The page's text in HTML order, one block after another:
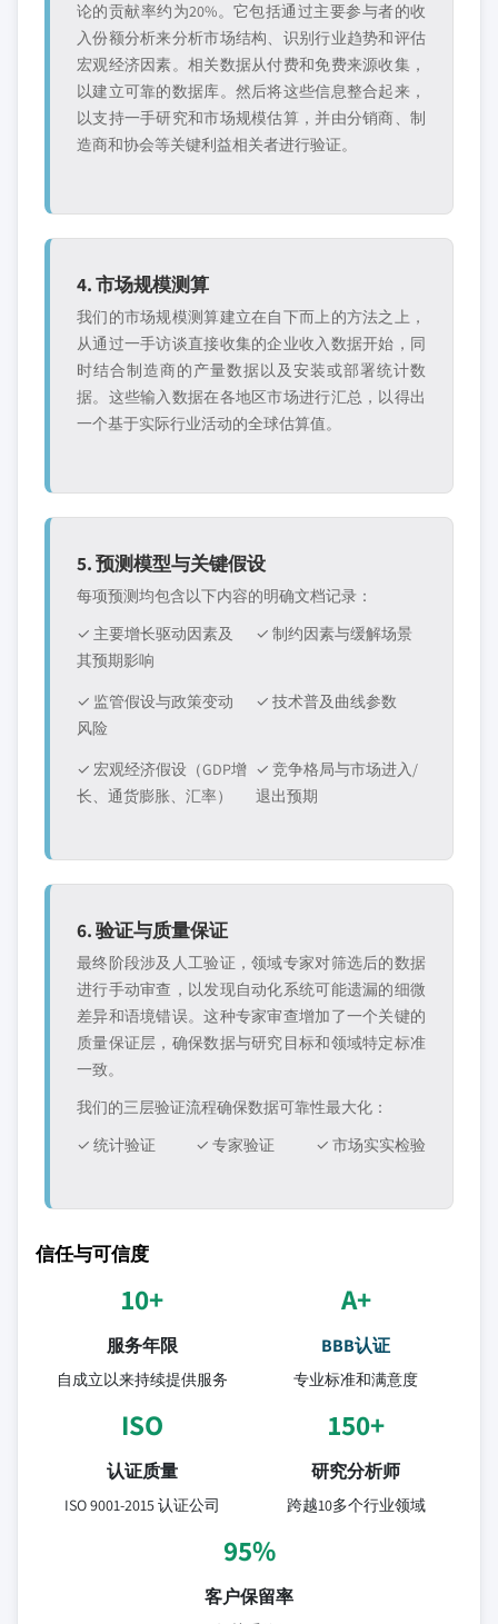
论的贡献率约为20%。它包括通过主要参与者的收
入份额分析来分析市场结构、识别行业趋势和评估
宏观经济因素。相关数据从付费和免费来源收集，
以建立可靠的数据库。然后将这些信息整合起来，
以支持一手研究和市场规模估算，并由分销商、制
造商和协会等关键利益相关者进行验证。
4. 市场规模测算
我们的市场规模测算建立在自下而上的方法之上，
从通过一手访谈直接收集的企业收入数据开始，同
时结合制造商的产量数据以及安装或部署统计数
据。这些输入数据在各地区市场进行汇总，以得出
一个基于实际行业活动的全球估算值。
5. 预测模型与关键假设
每项预测均包含以下内容的明确文档记录：
✓ 主要增长驱动因素及
其预期影响
✓ 制约因素与缓解场景
✓ 监管假设与政策变动
风险
✓ 技术普及曲线参数
✓ 宏观经济假设（GDP增
长、通货膨胀、汇率）
✓ 竞争格局与市场进入/
退出预期
6. 验证与质量保证
最终阶段涉及人工验证，领域专家对筛选后的数据
进行手动审查，以发现自动化系统可能遗漏的细微
差异和语境错误。这种专家审查增加了一个关键的
质量保证层，确保数据与研究目标和领域特定标准
一致。
我们的三层验证流程确保数据可靠性最大化：
✓ 统计验证
✓ 专家验证 ✓ 市场实实检验
信任与可信度
10+
服务年限
自成立以来持续提供服务
A+
BBB认证
专业标准和满意度
ISO
认证质量
ISO 9001-2015 认证公司
150+
研究分析师
跨越10多个行业领域
95%
客户保留率